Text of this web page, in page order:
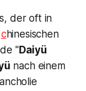
der oft in
chinesischen
"Daiyü
nach einem